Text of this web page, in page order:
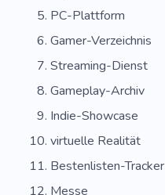
PC-Plattform
Gamer-Verzeichnis
Streaming-Dienst
Gameplay-Archiv
Indie-Showcase
virtuelle Realität
Bestenlisten-Tracker
Messe